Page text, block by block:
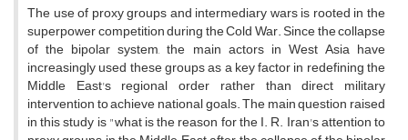
The use of proxy groups and intermediary wars is rooted in the
superpower competition during the Cold War. Since the collapse
of the bipolar system, the main actors in West Asia have
increasingly used these groups as a key factor in redefining the
Middle East's regional order rather than direct military
intervention to achieve national goals. The main question raised
in this study is "what is the reason for the I. R. Iran's attention to